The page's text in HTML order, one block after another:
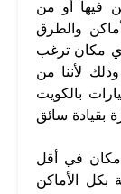
فيها أو من
والطرق
أي مكان ترغب
لأننا من
بالكويت
بقيادة سائق
مكان في أقل
الأماكن